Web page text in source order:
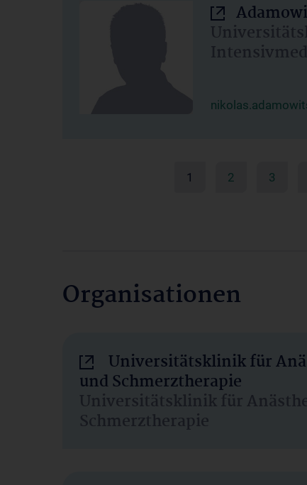
1 2 3
Organisationen
Universitätsklinik für
und Schmerztherapie
Universitätsklinik für
Schmerztherapie